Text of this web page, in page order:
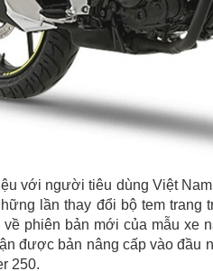
với người tiêu dùng Việt
lần thay đổi bộ tem trang
phiên bản mới của mẫu xe
được bản nâng cấp vào đầu
250.